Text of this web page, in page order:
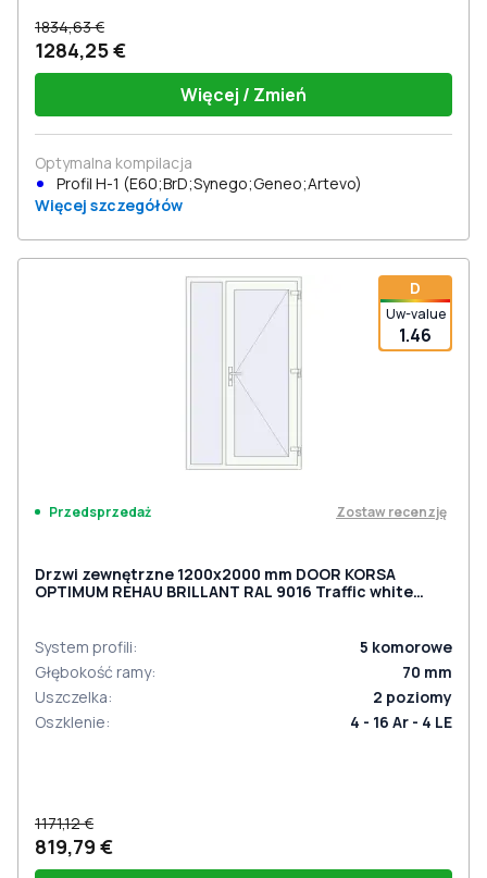
1834,63 €
1284,25 €
Więcej / Zmień
Optymalna kompilacja
Profil Н-1 (E60;BrD;Synego;Geneo;Artevo)
Więcej szczegółów
D
Uw-value
1.46
Przedsprzedaż Zostaw recenzję
Drzwi zewnętrzne 1200x2000 mm DOOR KORSA
OPTIMUM REHAU BRILLANT RAL 9016 Traffic white
System profili: 5 komorowe
Głębokość ramy: 70 mm
Uszczelka: 2 poziomy
Oszklenie: 4 - 16 Ar - 4 LE
1171,12 €
819,79 €